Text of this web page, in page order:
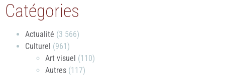
Catégories
Actualité (3 566)
Culturel (961)
Art visuel (110)
Autres (117)